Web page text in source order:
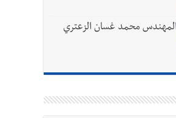
أيُعقل أن يبقى الشعب الفلسطيني يعيش كل هذا الألم؟ وإلى متى
المهندس محمد غسان الزعتري